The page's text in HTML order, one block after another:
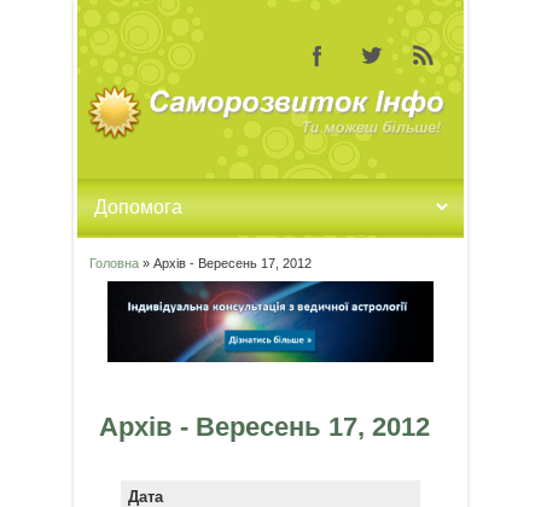
Ви є тут
Головна» Архів - Вересень 17, 2012
Архів - Вересень 17, 2012
Дата